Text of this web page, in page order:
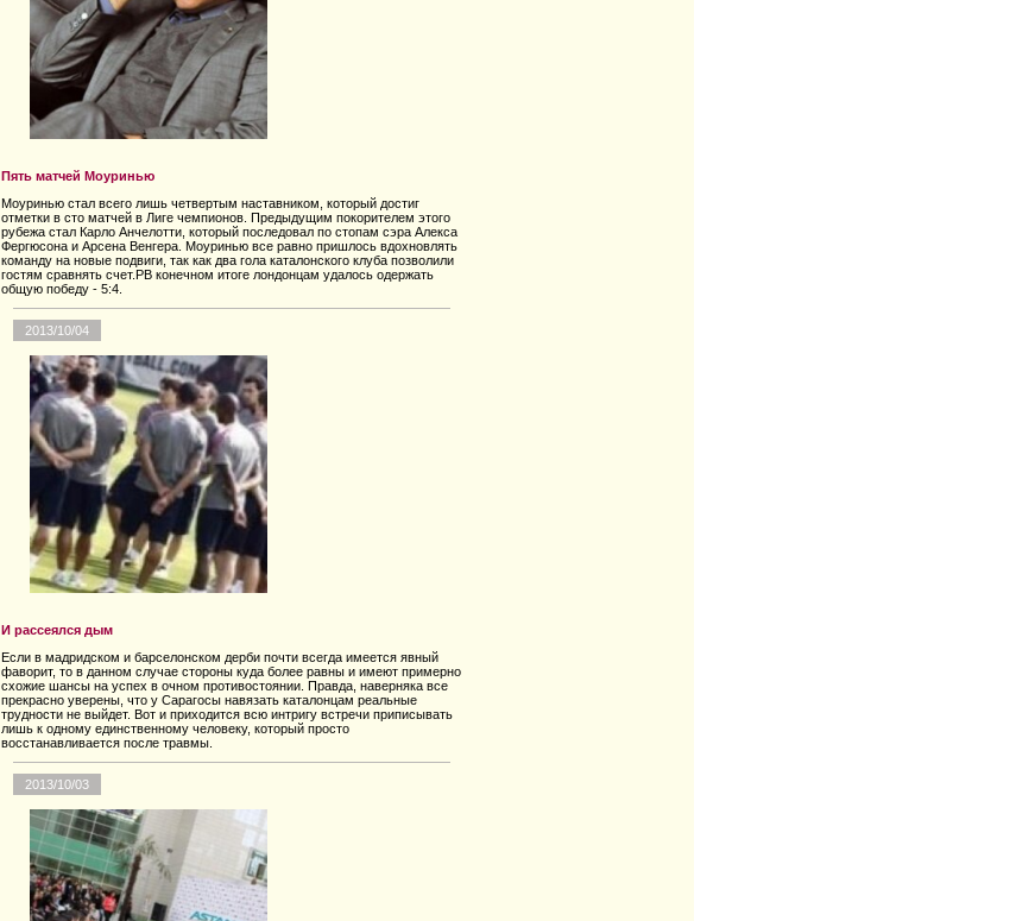
Пять матчей Моуринью
Моуринью стал всего лишь четвертым наставником, который достиг
отметки в сто матчей в Лиге чемпионов. Предыдущим покорителем этого
рубежа стал Карло Анчелотти, который последовал по стопам сэра Алекса
Фергюсона и Арсена Венгера. Моуринью все равно пришлось вдохновлять
команду на новые подвиги, так как два гола каталонского клуба позволили
гостям сравнять счет.PВ конечном итоге лондонцам удалось одержать
общую победу - 5:4.
2013/10/04
И рассеялся дым
Если в мадридском и барселонском дерби почти всегда имеется явный
фаворит, то в данном случае стороны куда более равны и имеют примерно
схожие шансы на успех в очном противостоянии. Правда, наверняка все
прекрасно уверены, что у Сарагосы навязать каталонцам реальные
трудности не выйдет. Вот и приходится всю интригу встречи приписывать
лишь к одному единственному человеку, который просто
восстанавливается после травмы.
2013/10/03